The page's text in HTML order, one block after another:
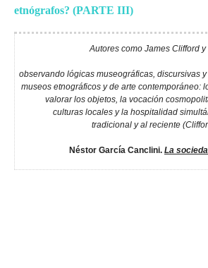
etnógrafos? (PARTE III)
Autores como James Clifford
observando lógicas museográficas, discursivas
museos etnográficos y de arte contemporáneo:
valorar los objetos, la vocación
culturas locales y la hospitalidad
tradicional y al reciente
Néstor García Canclini. La